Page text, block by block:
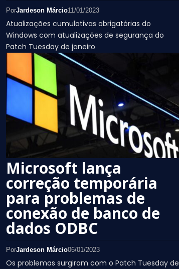
PorJardeson Márcio11/01/2023
Atualizações cumulativas obrigatórias do
Windows com atualizações de segurança do
Patch Tuesday de janeiro
Microsoft lança
correção temporária
para problemas de
conexão de banco de
dados ODBC
PorJardeson Márcio06/01/2023
Os problemas surgiram com o Patch Tuesday de